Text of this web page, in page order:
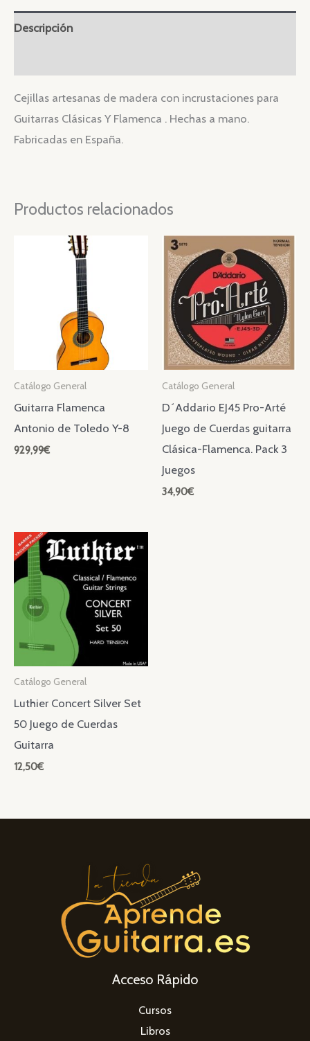
Descripción
Cejillas artesanas de madera con incrustaciones para
Guitarras Clásicas Y Flamenca . Hechas a mano.
Fabricadas en España.
Productos relacionados
Catálogo General
Guitarra Flamenca
Antonio de Toledo Y-8
929,99€
Catálogo General
D´Addario EJ45 Pro-Arté
Juego de Cuerdas guitarra
Clásica-Flamenca. Pack 3
Juegos
34,90€
Catálogo General
Luthier Concert Silver Set
50 Juego de Cuerdas
Guitarra
12,50€
Acceso Rápido
Cursos
Libros